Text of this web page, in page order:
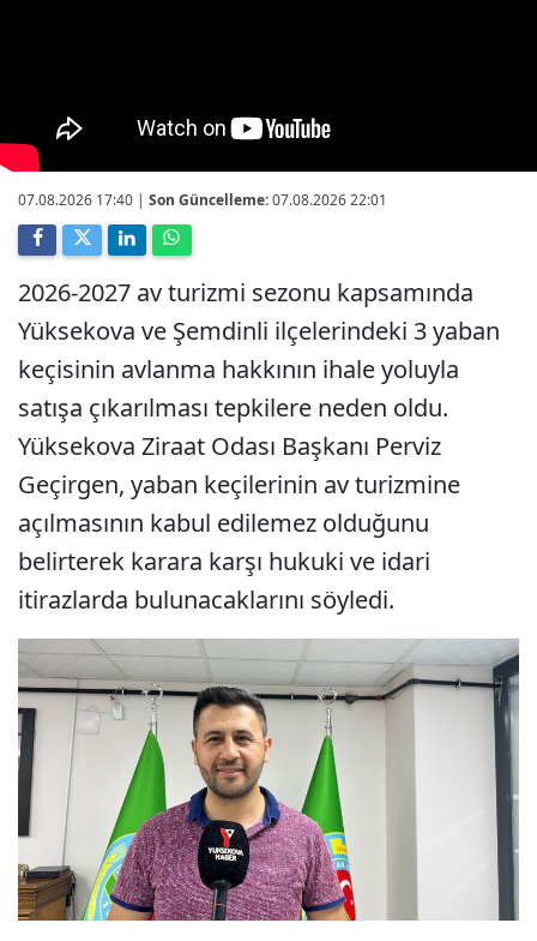
07.08.2026 17:40 | Son Güncelleme:07.08.2026 22:01
2026-2027 av turizmi sezonu kapsamında
Yüksekova ve Şemdinli ilçelerindeki 3 yaban
keçisinin avlanma hakkının ihale yoluyla
satışa çıkarılması tepkilere neden oldu.
Yüksekova Ziraat Odası Başkanı Perviz
Geçirgen, yaban keçilerinin av turizmine
açılmasının kabul edilemez olduğunu
belirterek karara karşı hukuki ve idari
itirazlarda bulunacaklarını söyledi.